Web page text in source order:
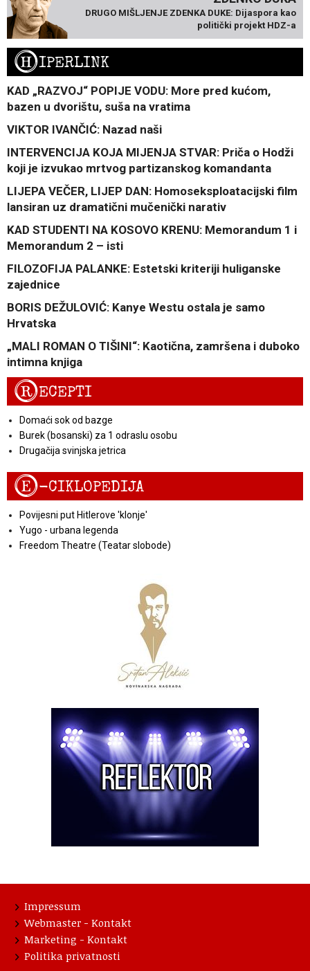
DRUGO MIŠLJENJE ZDENKA DUKE: Dijaspora kao
politički projekt HDZ-a
HIPERLINK
KAD „RAZVOJ“ POPIJE VODU: More pred kućom,
bazen u dvorištu, suša na vratima
VIKTOR IVANČIĆ: Nazad naši
INTERVENCIJA KOJA MIJENJA STVAR: Priča o Hodži
koji je izvukao mrtvog partizanskog komandanta
LIJEPA VEČER, LIJEP DAN: Homoseksploatacijski film
lansiran uz dramatični mučenički narativ
KAD STUDENTI NA KOSOVO KRENU: Memorandum 1 i
Memorandum 2 – isti
FILOZOFIJA PALANKE: Estetski kriteriji huliganske
zajednice
BORIS DEŽULOVIĆ: Kanye Westu ostala je samo
Hrvatska
„MALI ROMAN O TIŠINI“: Kaotična, zamršena i duboko
intimna knjiga
RECEPTI
Domaći sok od bazge
Burek (bosanski) za 1 odraslu osobu
Drugačija svinjska jetrica
E-CIKLOPEDIJA
Povijesni put Hitlerove 'klonje'
Yugo - urbana legenda
Freedom Theatre (Teatar slobode)
Impressum
Webmaster - Kontakt
Marketing - Kontakt
Politika privatnosti